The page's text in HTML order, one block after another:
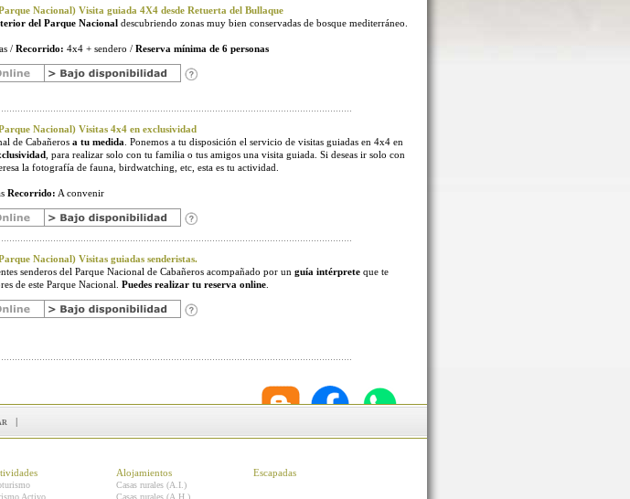
Nacional) Visita guiada 4X4 desde Retuerta del Bullaque
del Parque Nacional descubriendo zonas muy bien conservadas de bosque mediterráneo.
/ Recorrido: 4x4 + sendero / Reserva mínima de 6 personas
Nacional) Visitas 4x4 en exclusividad
de Cabañeros a tu medida . Ponemos a tu disposición el servicio de visitas guiadas en 4x4 en
, para realizar solo con tu familia o tus amigos una visita guiada. Si deseas ir solo con
la fotografía de fauna, birdwatching, etc, esta es tu actividad.
Recorrido: A convenir
Nacional) Visitas guiadas senderistas.
senderos del Parque Nacional de Cabañeros acompañado por un guía intérprete que te
de este Parque Nacional. Puedes realizar tu reserva online
|
Activo
Alojamientos
Casas rurales (A.I.)
Casas rurales (A.H.)
Escapadas